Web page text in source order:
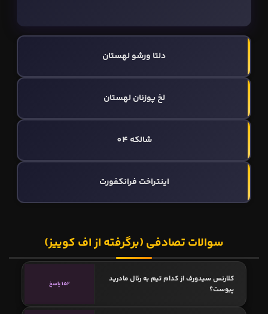
دلتا ورشو لهستان
لخ پوزنان لهستان
شالکه 04
اینتراخت فرانکفورت
سوالات تصادفی (برگرفته از اف کوییز)
کلارنس سیدورف از کدام تیم به رئال مادرید
پیوست؟
152 پاسخ